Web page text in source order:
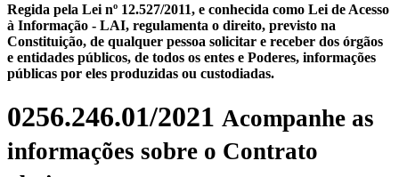
Regida pela Lei nº 12.527/2011, e conhecida como Lei de Acesso
à Informação - LAI, regulamenta o direito, previsto na
Constituição, de qualquer pessoa solicitar e receber dos órgãos
e entidades públicos, de todos os entes e Poderes, informações
públicas por eles produzidas ou custodiadas.
0256.246.01/2021 Acompanhe as
informações sobre o Contrato